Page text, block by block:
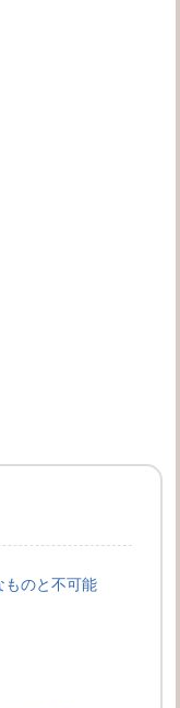
タイプ別に紹介しま
のと不可能